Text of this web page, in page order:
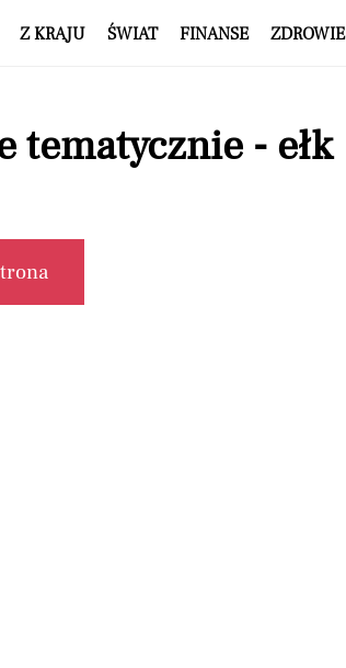
Z KRAJU ŚWIAT FINANSE ZDROWIE
tematycznie - ełk